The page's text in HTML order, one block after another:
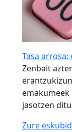
Tasa
Zenbait
jasotzen
Zure